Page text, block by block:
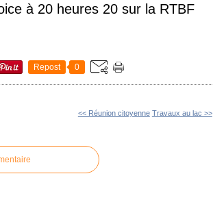
à 20 heures 20 sur la RTBF
Repost 0
<< Réunion citoyenne Travaux au lac >>